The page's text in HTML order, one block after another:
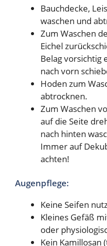
Bauchdecke,
waschen und
Zum Waschen
Eichel
Belag vorsichtig
nach vorn
Hoden zum
abtrocknen.
Zum Waschen
auf die Seite
nach hinten
Immer auf
achten!
Augenpflege:
Keine Seifen
Kleines Gefäß
oder
Kein Kamillosan